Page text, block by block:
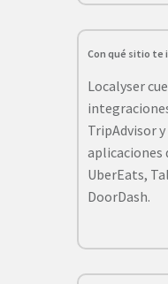
Con qué sitio te
Localyser
TripAdvisor
aplicaciones
UberEats,
DoorDash.